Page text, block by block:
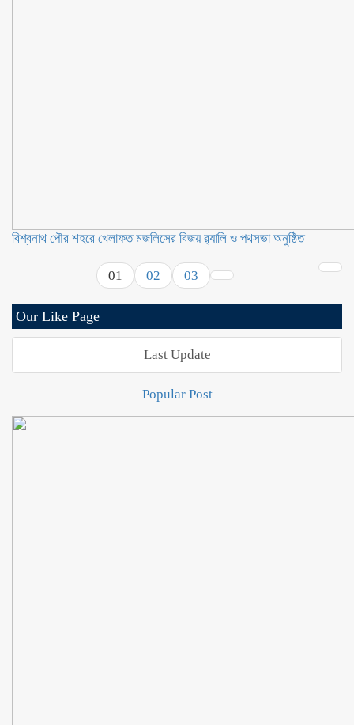
বিশ্বনাথ পৌর শহরে খেলাফত মজলিসের বিজয় র‍্যালি ও পথসভা অনুষ্ঠিত
01 02 03
Our Like Page
Last Update
Popular Post